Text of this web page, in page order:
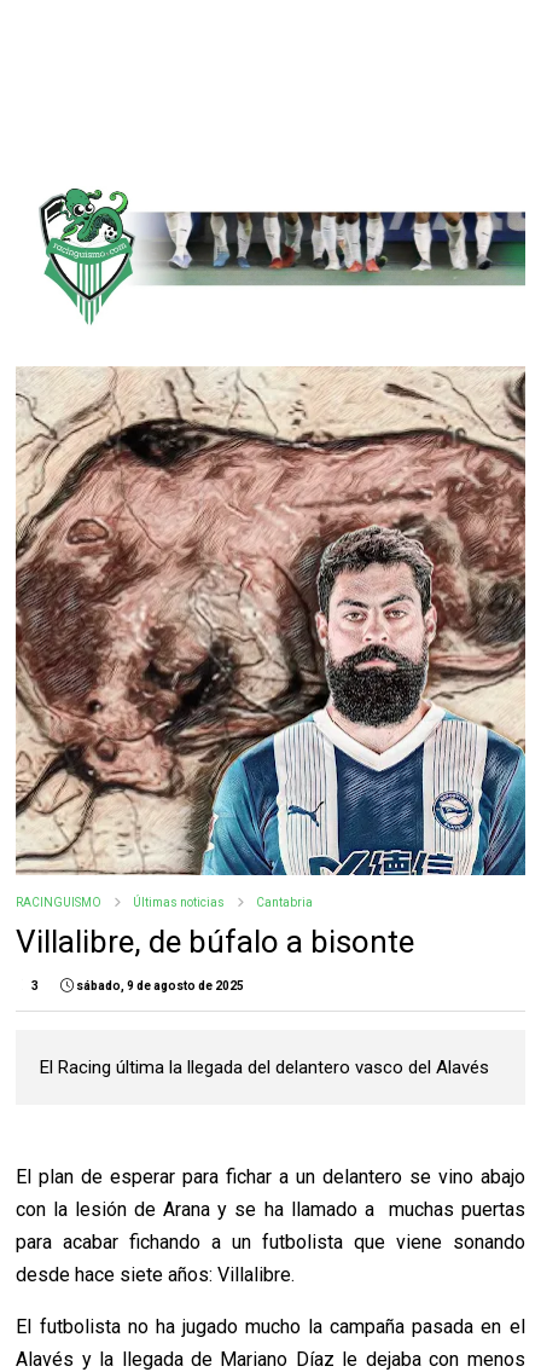
RACINGUISMO Últimas noticias Cantabria
Villalibre, de búfalo a bisonte
3 sábado, 9 de agosto de 2025
El Racing última la llegada del delantero vasco del Alavés
El plan de esperar para fichar a un delantero se vino abajo
con la lesión de Arana y se ha llamado a muchas puertas
para acabar fichando a un futbolista que viene sonando
desde hace siete años: Villalibre.
El futbolista no ha jugado mucho la campaña pasada en el
Alavés y la llegada de Mariano Díaz le dejaba con menos